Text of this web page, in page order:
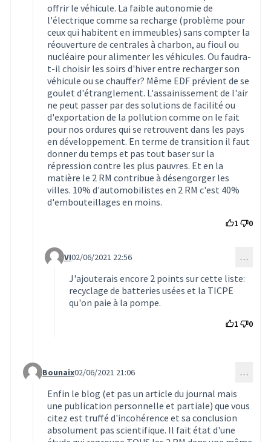
offrir le véhicule. La faible autonomie de
l'électrique comme sa recharge (problème pour
ceux qui habitent en immeubles) sans compter la
réouverture de centrales à charbon, au fioul ou
nucléaire pour alimenter les véhicules. Ou faudra-
t-il choisir les soirs d'hiver entre recharger son
véhicule ou se chauffer? Même EDF prévient de se
goulet d'étranglement. L'assainissement de l'air
ne peut passer par des solutions de facilité ou
d'exportation de la pollution comme on le fait
pour nos ordures qui se retrouvent dans les pays
en développement. En terme de transition il faut
donner du temps et pas tout baser sur la
répression contre les plus pauvres. Et en la
matière le 2 RM contribue à désengorger les
villes. 10% d'automobilistes en 2 RM c'est 40%
d'embouteillages en moins.
1 0
Commentaire 1578 (réponse au commentaire 1561)
VI02/06/2021 22:56 …
J'ajouterais encore 2 points sur cette liste:
recyclage de batteries usées et la TICPE
qu'on paie à la pompe.
1 0
Commentaire 1562 (réponse au commentaire 1554)
Bounaix02/06/2021 21:06 …
Enfin le blog (et pas un article du journal mais
une publication personnelle et partiale) que vous
citez est truffé d'incohérence et sa conclusion
absolument pas scientifique. Il fait état d'une